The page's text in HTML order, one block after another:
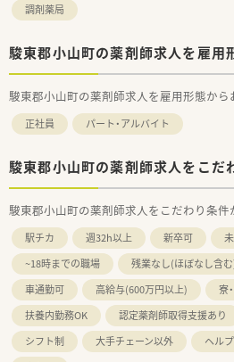
調剤薬局
駿東郡小山町の薬剤師求人を雇用
駿東郡小山町の薬剤師求人を雇用形態から
正社員 パート・アルバイト
駿東郡小山町の薬剤師求人をこだ
駿東郡小山町の薬剤師求人をこだわり条件
駅チカ 週32h以上 新卒可
~18時までの職場
残業なし(ほぼなし含
車通勤可
高給与(600万円以上)
寮
扶養内勤務OK
認定薬剤師取得支援あり
シフト制
大手チェーン以外 ヘル